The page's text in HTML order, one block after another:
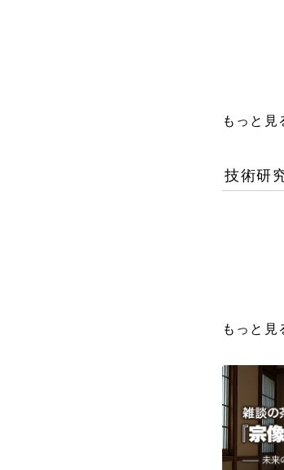
もっと見
技術研
もっと見